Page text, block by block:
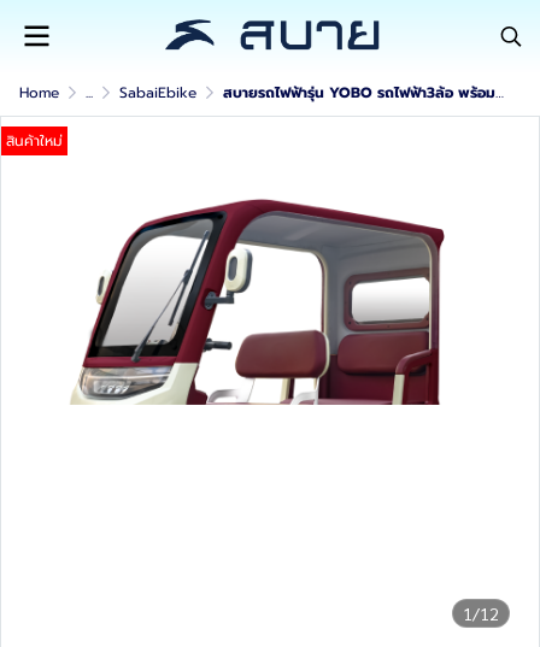
Home ... SabaiEbike สบายรถไฟฟ้ารุ่น YOBO รถไฟฟ้า3ล้อ พร้อมหลังคากันแดดกันฝน
1/12
สินค้าใหม่